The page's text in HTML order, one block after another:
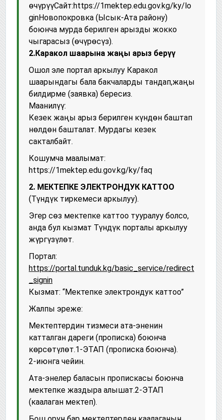
өчүрүүСайт:https://1mektep.edu.gov.kg/ky/lo
ginНовопокровка (Ысык-Ата району)
боюнча мурда берилген арызды жокко
чыгарасыз (өчүрөсүз).
2.Каракол шаарына жаңы арыз берүү
Ошол эле портал аркылуу Каракол
шаарындагы бала бакчаларды тандап,жаңы
билдирме (заявка) бересиз.
Маанилүү:
Кезек жаңы арыз берилген күндөн баштап
нөлдөн башталат. Мурдагы кезек
сакталбайт.
Кошумча маалымат:
https://1mektep.edu.gov.kg/ky/faq
2. МЕКТЕПКЕ ЭЛЕКТРОНДУК КАТТОО
(Түндүк тиркемеси аркылуу).
Эгер сөз мектепке каттоо тууралуу болсо,
анда бул кызмат Түндүк порталы аркылуу
жүргүзүлөт.
Портал:
https://portal.tunduk.kg/basic_service/redirect
_signin
Кызмат: “Мектепке электрондук каттоо”
Жалпы эреже:
Мектептердин тизмеси ата-эненин
катталган дареги (прописка) боюнча
көрсөтүлөт.1-ЭТАП (прописка боюнча).
2-июнга чейин.
Ата-энелер баласын пропискасы боюнча
мектепке жаздыра алышат.2-ЭТАП
(каалаган мектеп).